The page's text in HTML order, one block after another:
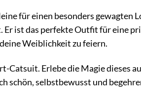
für einen besonders gewagten
ist das perfekte Outfit für eine
Weiblichkeit zu feiern.
Catsuit. Erlebe die Magie dieses
schön, selbstbewusst und